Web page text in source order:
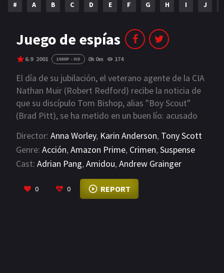
AÑOS
2023 2022
2021 2020
2019 2018
2014 2006
2002 2001
1990
# A B C D E F G H I J
Juego de espías
6.9 2001 1080P - HD 0h 0m 174
El día de su jubilación, el veterano agente de la CIA
Nathan Muir (Robert Redford) recibe la noticia de
que su discípulo Tom Bishop, alias "Boy Scout"
(Brad Pitt), se ha metido en un buen lío: acusado
será ejecutado en un plazo de 24 horas. Temiendo
que este incidente pueda afectar a un acuerdo
comercial entre EE.UU. y China, la CIA decide no
intervenir. Así pues, para salvar a Bishop, Muir no
sólo deberá actuar al margen de la CIA, sino que,
Director: Anna Worley, Karin Anderson, Tony Scott
Genre: Acción,Amazon Prime, Crimen,Suspense
Cast: Adrian Pang,Amidou,Andrew Grainger
0 0 REPORT